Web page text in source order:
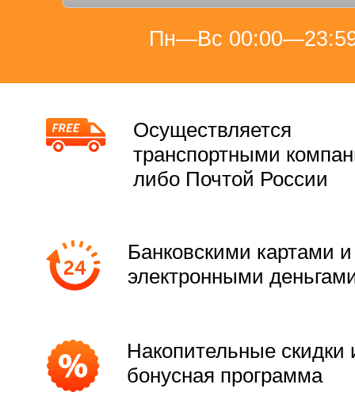
Пн—Вс
Осуществляется
транспортными
либо Почтой России
Банковскими картами и
электронными
Накопительные скидки
бонусная программа